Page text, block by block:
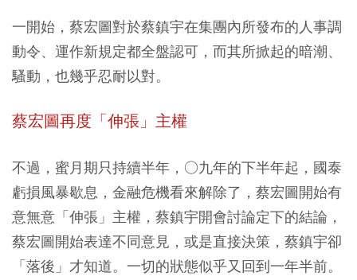
一開始，蔡宏圖對於蔡鎮宇在集團內所發布的人事調
動令、運作新規定都全盤認可，而其所掀起的暗潮、
騷動，也幾乎忍耐以對。
蔡宏圖再度「伸張」主權
不過，蜜月期只持續半年，○九年的下半年起，國泰
虧損風暴歇息，金融危機看來解除了，蔡宏圖開始有
意無意「伸張」主權，蔡鎮宇開會討論定下的結論，
蔡宏圖開始表達不同意見，或是直接決策，蔡鎮宇卻
「落後」才知道。一切的狀態似乎又回到一年半前。